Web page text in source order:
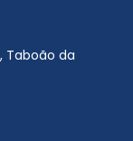
Taboão da